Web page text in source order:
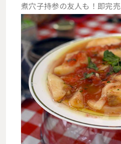
煮穴子持参の友人も！即完売